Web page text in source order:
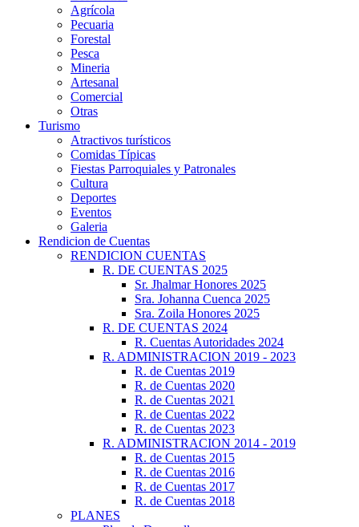
Agrícola
Pecuaria
Forestal
Pesca
Mineria
Artesanal
Comercial
Otras
Turismo
Atractivos turísticos
Comidas Típicas
Fiestas Parroquiales y Patronales
Cultura
Deportes
Eventos
Galeria
Rendicion de Cuentas
RENDICION CUENTAS
R. DE CUENTAS 2025
Sr. Jhalmar Honores 2025
Sra. Johanna Cuenca 2025
Sra. Zoila Honores 2025
R. DE CUENTAS 2024
R. Cuentas Autoridades 2024
R. ADMINISTRACION 2019 - 2023
R. de Cuentas 2019
R. de Cuentas 2020
R. de Cuentas 2021
R. de Cuentas 2022
R. de Cuentas 2023
R. ADMINISTRACION 2014 - 2019
R. de Cuentas 2015
R. de Cuentas 2016
R. de Cuentas 2017
R. de Cuentas 2018
PLANES